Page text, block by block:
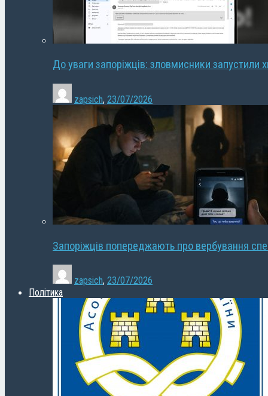
До уваги запоріжців: зловмисники запустили
zapsich, 23/07/2026
Запоріжців попереджають про вербування
zapsich, 23/07/2026
Політика